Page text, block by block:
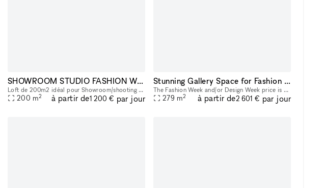
SHOWROOM STUDIO FASHION WEEK
Loft de 200m2 idéal pour Showroom/shooting photo et vidéo situé au coeur du 11e arrondissement. Composé d'un espace hair & makeup de 2 postes, 2 salles de bain avec douche et baignoire, une cuisine
200 m2 à partir de1 200 € par jour
Stunning Gallery Space for Fashion Events in the Heart of New York City | Historic building in the East Village
The Fashion Week and/or Design Week price is 3125 per day. Immerse your events in the vibrant pulse of New York City with our adaptable space, perfect for fashion shows, trunk shows, and elegant so
279 m2 à partir de2 601 € par jour